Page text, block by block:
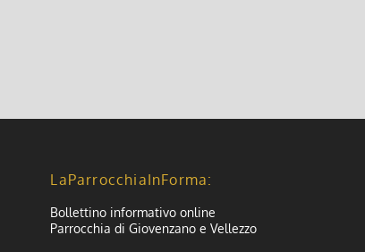
LaParrocchiaInForma:
Bollettino informativo online
Parrocchia di Giovenzano e Vellezzo